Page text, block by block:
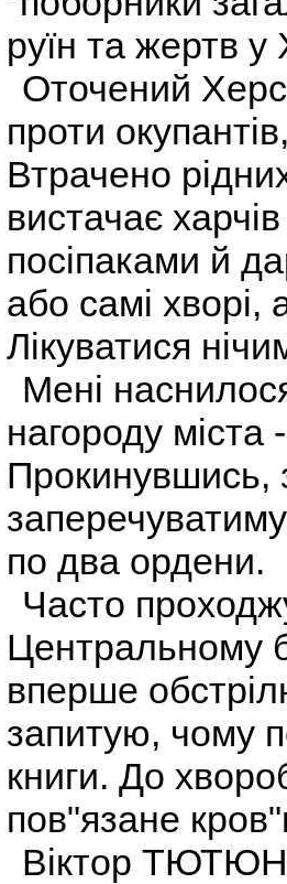
руїн та жертв у
Оточений
проти
Втрачено
вистачає
посіпаками й
або самі хворі,
Лікуватися
Мені
нагороду
Прокинувшись,
по два ордени.
Часто
Центральному
вперше
запитую, чому
книги. До
пов"язане
Віктор ТЮТЮН